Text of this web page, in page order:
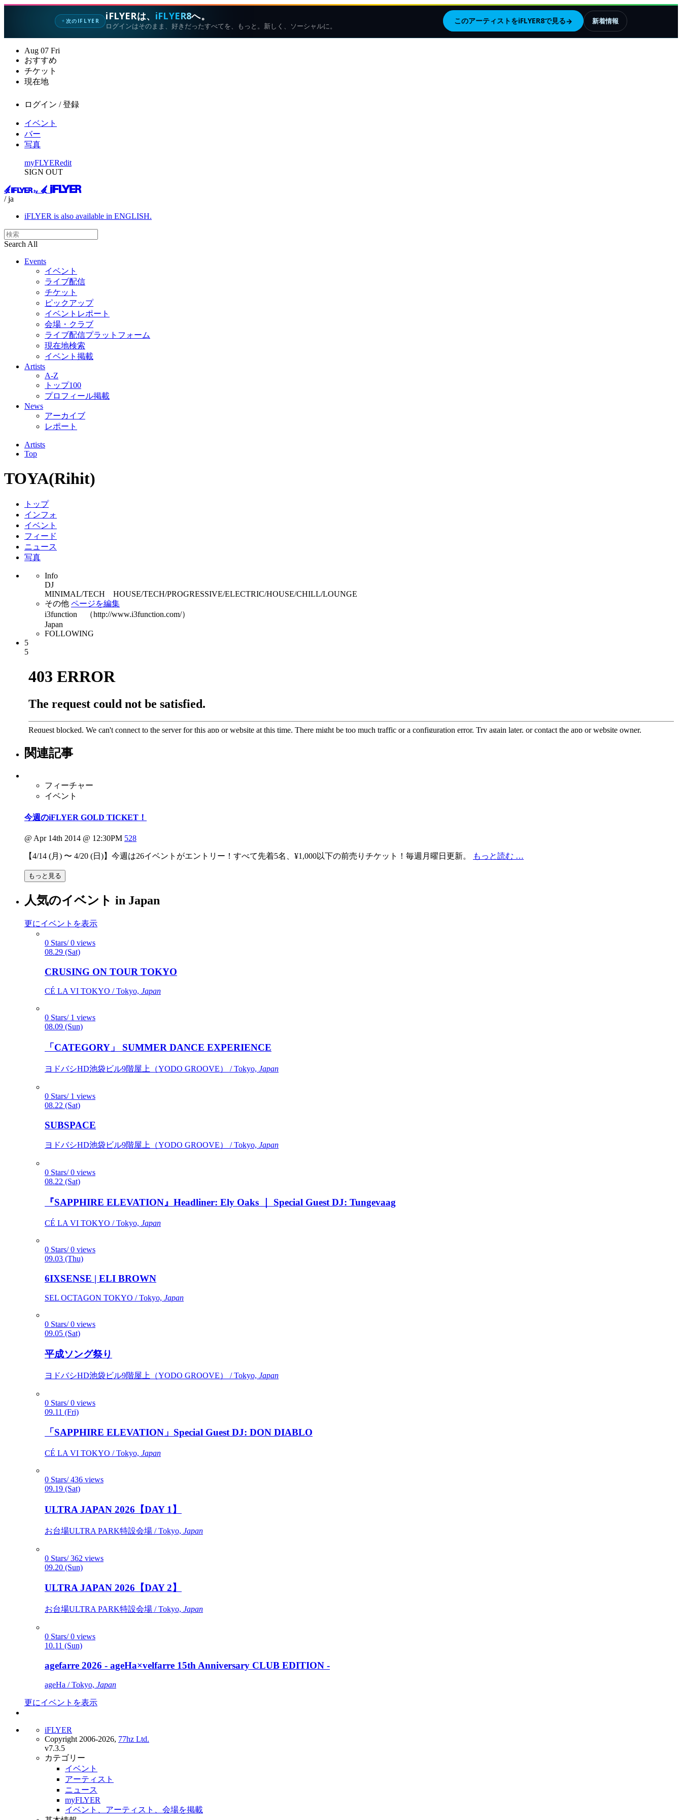
✦次のIFLYER iFLYERは、 iFLYER8へ。
ログインはそのまま、好きだったすべてを、もっと。新しく、ソーシャルに。
このアーティストをiFLYER8で見る→ 新着情報
Aug 07 Fri
おすすめ
チケット
現在地
ログイン / 登録
イベント
バー
写真
myFLYERedit
SIGN OUT
/ ja
iFLYER is also available in ENGLISH.
Search All
Events
イベント
ライブ配信
チケット
ピックアップ
イベントレポート
会場・クラブ
ライブ配信プラットフォーム
現在地検索
イベント掲載
Artists
A-Z
トップ100
プロフィール掲載
News
アーカイブ
レポート
Artists
Top
TOYA(Rihit)
トップ
インフォ
イベント
フィード
ニュース
写真
Info
DJ
MINIMAL/TECH HOUSE/TECH/PROGRESSIVE/ELECTRIC/HOUSE/CHILL/LOUNGE
その他 ページを編集
i3function （http://www.i3function.com/）
Japan
FOLLOWING
5
5
関連記事
フィーチャー
イベント
今週のiFLYER GOLD TICKET！
@ Apr 14th 2014 @ 12:30PM 528
【4/14 (月) 〜 4/20 (日)】今週は26イベントがエントリー！すべて先着5名、¥1,000以下の前売りチケット！毎週月曜日更新。 もっと読む …
もっと見る
人気のイベント in Japan
更にイベントを表示
0 Stars/ 0 views
08.29 (Sat)
CRUSING ON TOUR TOKYO
CÉ LA VI TOKYO / Tokyo, Japan
0 Stars/ 1 views
08.09 (Sun)
「CATEGORY」 SUMMER DANCE EXPERIENCE
ヨドバシHD池袋ビル9階屋上（YODO GROOVE） / Tokyo, Japan
0 Stars/ 1 views
08.22 (Sat)
SUBSPACE
ヨドバシHD池袋ビル9階屋上（YODO GROOVE） / Tokyo, Japan
0 Stars/ 0 views
08.22 (Sat)
『SAPPHIRE ELEVATION』Headliner: Ely Oaks ｜ Special Guest DJ: Tungevaag
CÉ LA VI TOKYO / Tokyo, Japan
0 Stars/ 0 views
09.03 (Thu)
6IXSENSE | ELI BROWN
SEL OCTAGON TOKYO / Tokyo, Japan
0 Stars/ 0 views
09.05 (Sat)
平成ソング祭り
ヨドバシHD池袋ビル9階屋上（YODO GROOVE） / Tokyo, Japan
0 Stars/ 0 views
09.11 (Fri)
「SAPPHIRE ELEVATION」Special Guest DJ: DON DIABLO
CÉ LA VI TOKYO / Tokyo, Japan
0 Stars/ 436 views
09.19 (Sat)
ULTRA JAPAN 2026【DAY 1】
お台場ULTRA PARK特設会場 / Tokyo, Japan
0 Stars/ 362 views
09.20 (Sun)
ULTRA JAPAN 2026【DAY 2】
お台場ULTRA PARK特設会場 / Tokyo, Japan
0 Stars/ 0 views
10.11 (Sun)
agefarre 2026 - ageHa×velfarre 15th Anniversary CLUB EDITION -
ageHa / Tokyo, Japan
更にイベントを表示
iFLYER
Copyright 2006-2026, 77hz Ltd.
v7.3.5
カテゴリー
イベント
アーティスト
ニュース
myFLYER
イベント、アーティスト、会場を掲載